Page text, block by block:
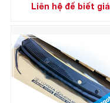
Liên hệ để biết giá